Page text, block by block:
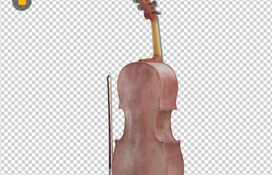
Premium